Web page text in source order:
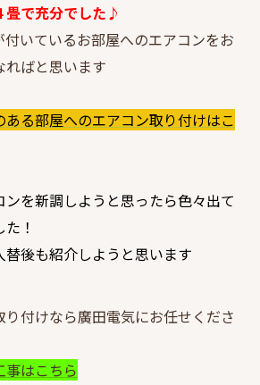
畳で充分でした♪
いているお部屋へのエアコンをお
ばと思います
る部屋へのエアコン取り付けはこ
を新調しようと思ったら色々出て
！
替後も紹介しようと思います
付けなら廣田電気にお任せくださ
はこちら